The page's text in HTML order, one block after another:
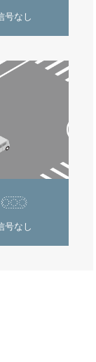
号なし
号なし